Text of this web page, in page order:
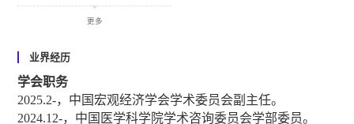
Timothy Bresnahan and Franco Malerba, Danny Quah, Jeffrey
Sachs and John McArthur, and Michael Woodford等人的文章,
中国经济增长潜力研究（A Research on China’s Economic
Growth Potential）：与张琼合著，由Routledge出版社于
更多
业界经历
学会职务
2025.2-，中国宏观经济学会学术委员会副主任。
2024.12-，中国医学科学院学术咨询委员会学部委员。